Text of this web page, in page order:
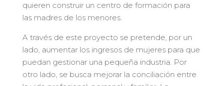
quieren construir un centro de formación para
las madres de los menores.
A través de este proyecto se pretende, por un
lado, aumentar los ingresos de mujeres para que
puedan gestionar una pequeña industria. Por
otro lado, se busca mejorar la conciliación entre